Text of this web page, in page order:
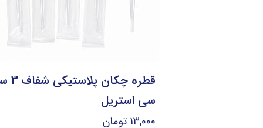
قطره چکان
سی استریل
13,000 تومان